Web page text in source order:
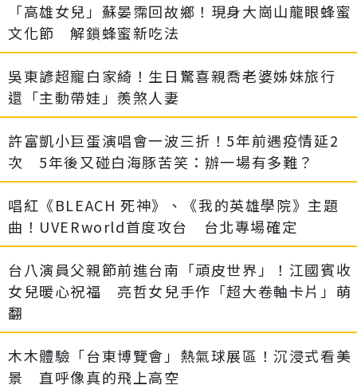
「高雄女兒」蘇晏霈回故鄉！現身大崗山龍眼蜂蜜
文化節 解鎖蜂蜜新吃法
吳東諺超寵白家綺！生日驚喜親喬老婆姊妹旅行
還「主動帶娃」羨煞人妻
許富凱小巨蛋演唱會一波三折！5年前遇疫情延2
次 5年後又碰白海豚苦笑：辦一場有多難？
唱紅《BLEACH 死神》、《我的英雄學院》主題
曲！UVERworld首度攻台 台北專場確定
台八演員父親節前進台南「頑皮世界」！江國賓收
女兒暖心祝福 亮哲女兒手作「超大卷軸卡片」萌
翻
木木體驗「台東博覽會」熱氣球展區！沉浸式看美
景 直呼像真的飛上高空